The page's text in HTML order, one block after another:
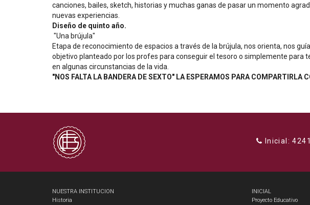
canciones, bailes, sketch, historias y muchas ganas de pasar un momento
nuevas experiencias.
Diseño de quinto año.
"Una brújula"
Etapa de reconocimiento de espacios a través de la brújula, nos orienta, nos
objetivo planteado por los profes para conseguir el tesoro o simplemente para
en algunas circunstancias de la vida.
"NOS FALTA LA BANDERA DE SEXTO" LA ESPERAMOS PARA COMPARTIRLA
Inicial:
NUESTRA INSTITUCION
Historia
INICIAL
Proyecto Educativo